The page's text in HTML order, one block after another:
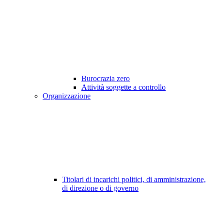
Burocrazia zero
Attività soggette a controllo
Organizzazione
Titolari di incarichi politici, di amministrazione,
di direzione o di governo